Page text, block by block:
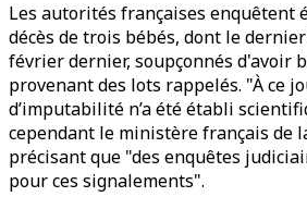
Les autorités françaises enquêtent
décès de trois bébés, dont le
février dernier, soupçonnés d'avoir
provenant des lots rappelés. "À ce
d’imputabilité n’a été établi
cependant le ministère français de
précisant que "des enquêtes
pour ces signalements".